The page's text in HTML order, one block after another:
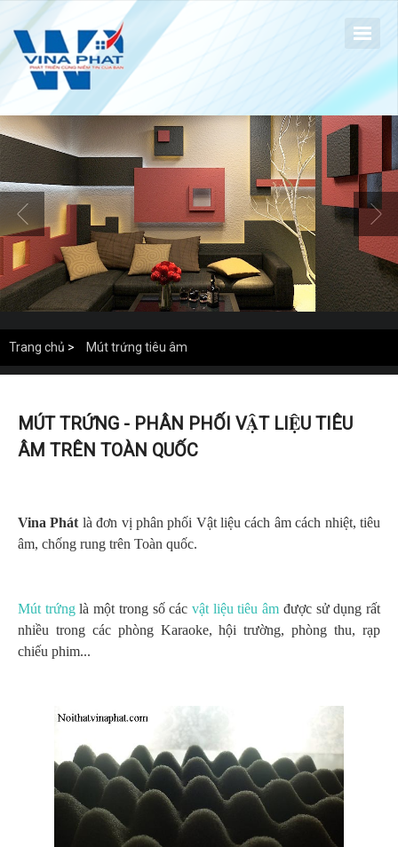
Trang chủ > Mút trứng tiêu âm
MÚT TRỨNG - PHÂN PHỐI VẬT LIỆU TIÊU
ÂM TRÊN TOÀN QUỐC
Vina Phát là đơn vị phân phối Vật liệu cách âm cách nhiệt, tiêu
âm, chống rung trên Toàn quốc.
Mút trứnglà một trong số cácvật liệu tiêu âm được sử dụng rất
nhiều trong các phòng Karaoke, hội trường, phòng thu, rạp
chiếu phim...